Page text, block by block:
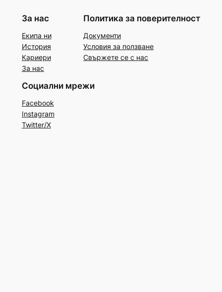
За нас
Екипа ни
История
Кариери
За нас
Политика за поверителност
Документи
Условия за ползване
Свържете се с нас
Социални мрежи
Facebook
Instagram
Twitter/X